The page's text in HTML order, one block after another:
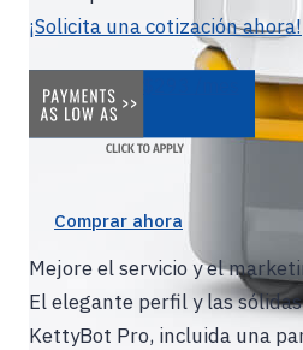
¡Solicita una cotización ahora!
Comprar ahora
Mejore el servicio y el
El elegante perfil y las
KettyBot Pro, incluida una